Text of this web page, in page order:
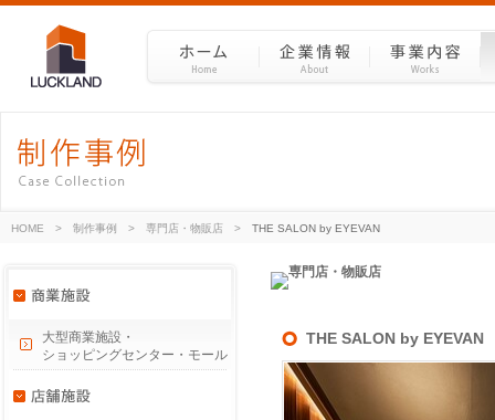
HOME > 制作事例 > 専門店・物販店 > THE SALON by EYEVAN
THE SALON by EYEVAN
大型商業施設・
ショッピングセンター・モール